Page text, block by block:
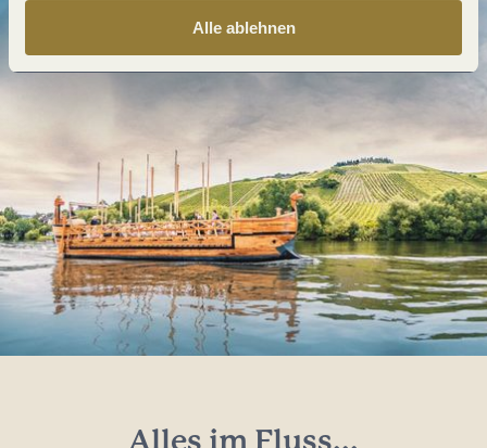
Alle ablehnen
Alles im Fluss...